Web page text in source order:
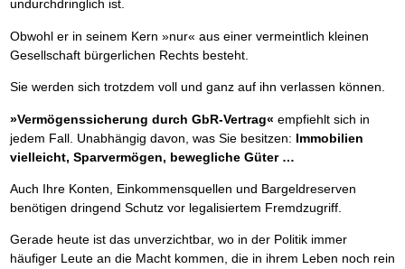
undurchdringlich ist.
Obwohl er in seinem Kern »nur« aus einer vermeintlich kleinen
Gesellschaft bürgerlichen Rechts besteht.
Sie werden sich trotzdem voll und ganz auf ihn verlassen können.
»Vermögenssicherung durch GbR-Vertrag« empfiehlt sich in
jedem Fall. Unabhängig davon, was Sie besitzen: Immobilien
vielleicht, Sparvermögen, bewegliche Güter …
Auch Ihre Konten, Einkommensquellen und Bargeldreserven
benötigen dringend Schutz vor legalisiertem Fremdzugriff.
Gerade heute ist das unverzichtbar, wo in der Politik immer
häufiger Leute an die Macht kommen, die in ihrem Leben noch rein